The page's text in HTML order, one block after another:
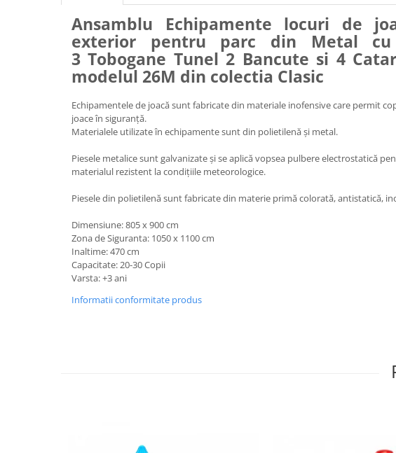
Ansamblu Echipamente locuri de
exterior pentru parc din Metal cu
3 Tobogane Tunel 2 Bancute si 4
modelul 26M din colectia Clasic
Echipamentele de joacă sunt fabricate din materiale inofensive care permit
joace în siguranță.
Materialele utilizate în echipamente sunt din polietilenă și metal.
Piesele metalice sunt galvanizate și se aplică vopsea pulbere electrostatică
materialul rezistent la condițiile meteorologice.
Piesele din polietilenă sunt fabricate din materie primă colorată, antistatică,
Dimensiune: 805 x 900 cm
Zona de Siguranta: 1050 x 1100 cm
Inaltime: 470 cm
Capacitate: 20-30 Copii
Varsta: +3 ani
Informatii conformitate produs